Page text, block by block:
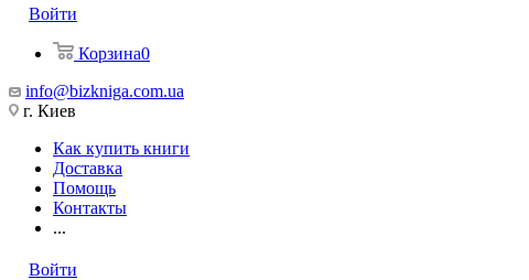
Войти
Корзина0
info@bizkniga.com.ua
г. Киев
Как купить книги
Доставка
Помощь
Контакты
...
Войти